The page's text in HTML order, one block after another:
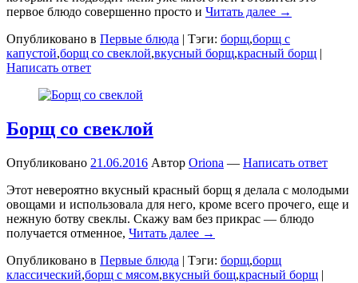
первое блюдо совершенно просто и Читать далее →
Опубликовано в Первые блюда | Тэги: борщ,борщ с
капустой,борщ со свеклой,вкусный борщ,красный борщ |
Написать ответ
Борщ со свеклой
Опубликовано 21.06.2016 Автор Oriona — Написать ответ
Этот невероятно вкусный красный борщ я делала с молодыми
овощами и использовала для него, кроме всего прочего, еще и
нежную ботву свеклы. Скажу вам без прикрас — блюдо
получается отменное, Читать далее →
Опубликовано в Первые блюда | Тэги: борщ,борщ
классический,борщ с мясом,вкусный бощ,красный борщ |